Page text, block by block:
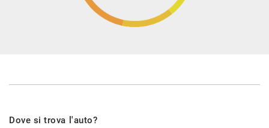
caricate da un sitema di gestione automatizzata possono
contenere errori e/o omissioni oltre che subire ritardi in
ogni responsabilità e si consiglia di contattarci per ogni
Dove si trova l'auto?